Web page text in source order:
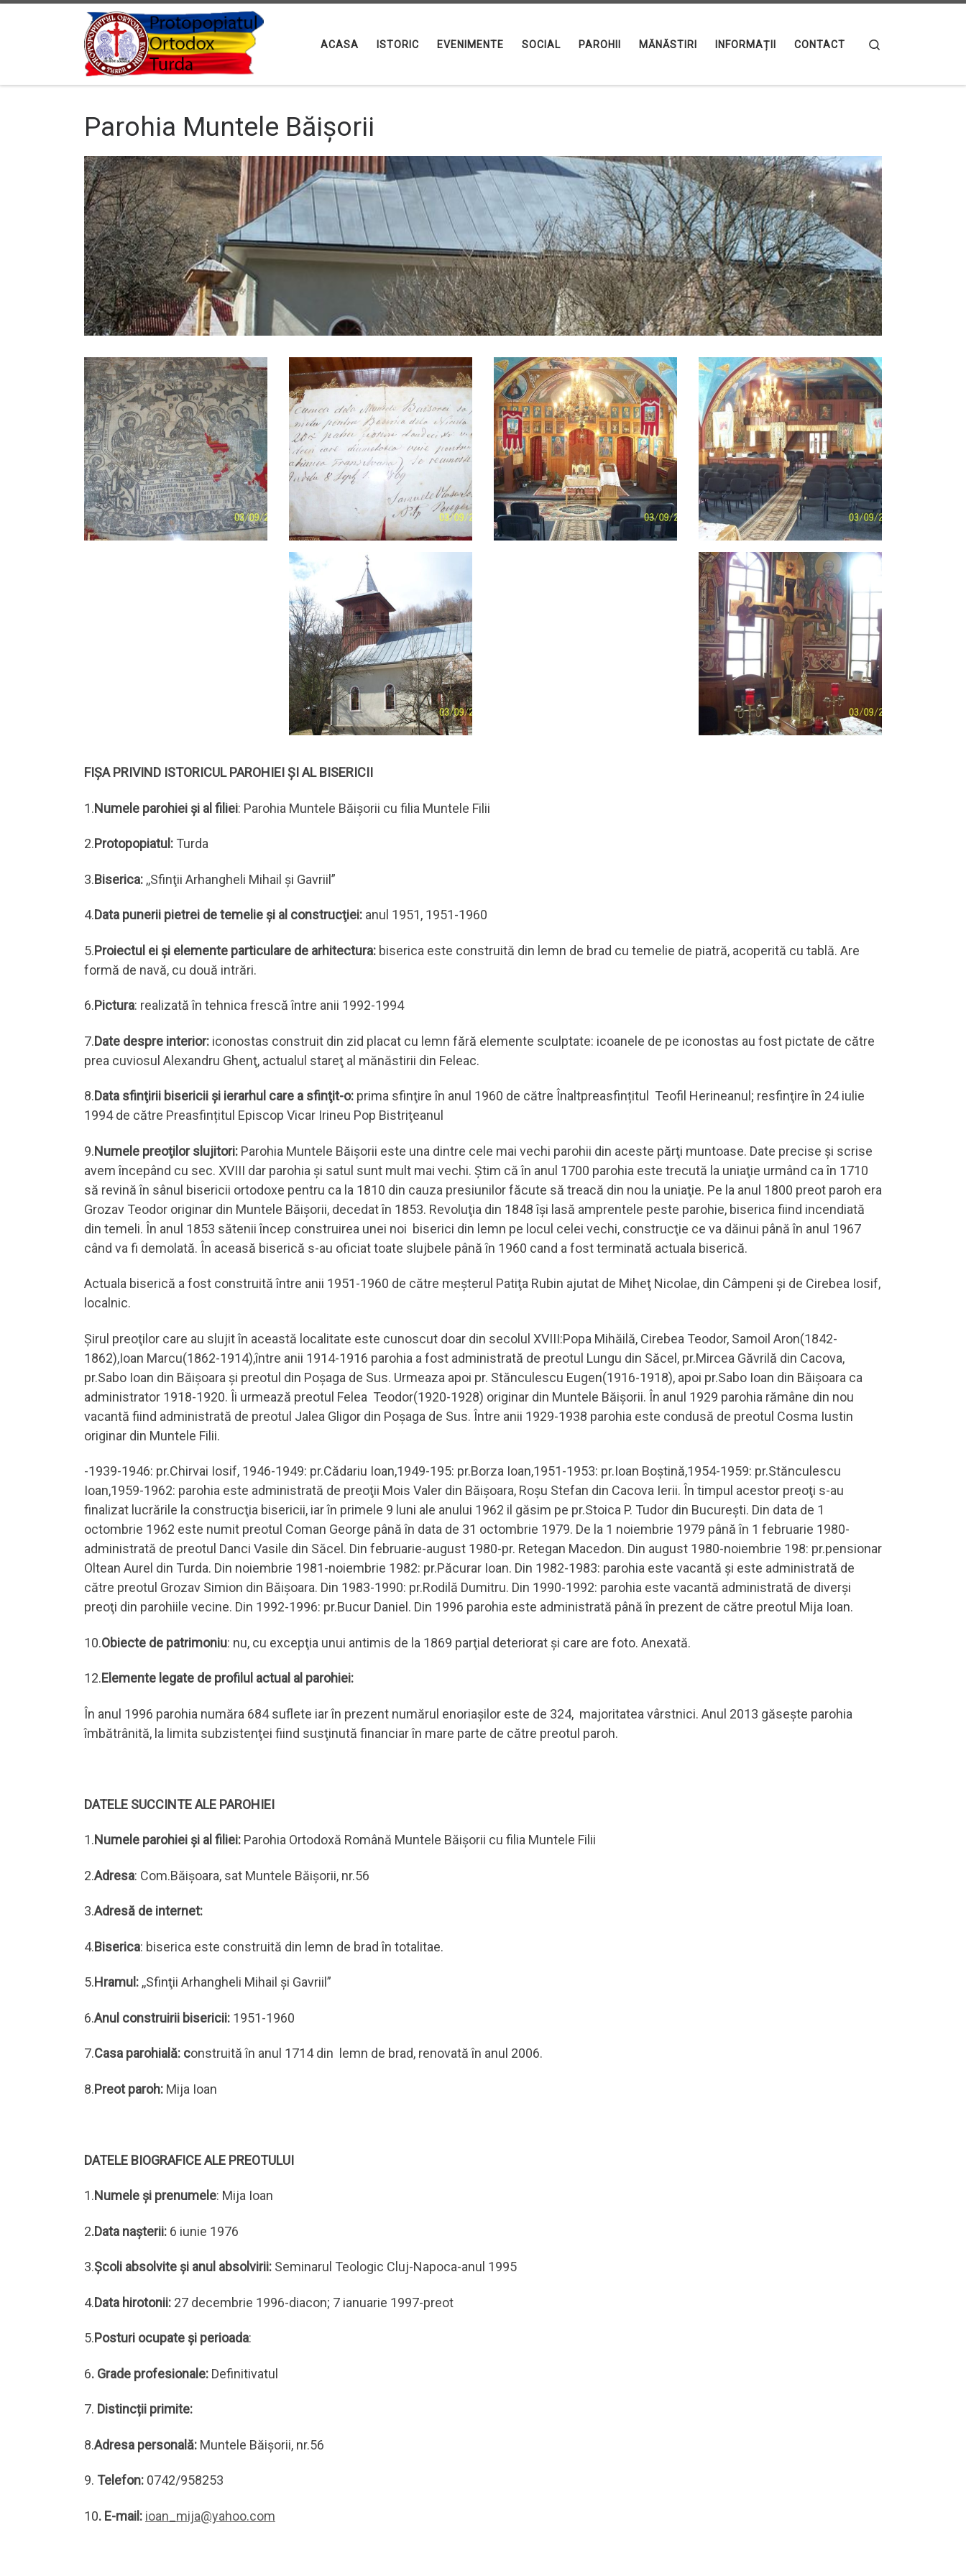
ACASA ISTORIC EVENIMENTE SOCIAL PAROHII MĂNĂSTIRI INFORMAȚII CONTACT
Parohia Muntele Băişorii
FIȘA PRIVIND ISTORICUL PAROHIEI ȘI AL BISERICII
1.Numele parohiei și al filiei: Parohia Muntele Băişorii cu filia Muntele Filii
2.Protopopiatul: Turda
3.Biserica: ,,Sfinţii Arhangheli Mihail şi Gavriil”
4.Data punerii pietrei de temelie şi al construcţiei: anul 1951, 1951-1960
5.Proiectul ei şi elemente particulare de arhitectura: biserica este construită din lemn de brad cu temelie de piatră, acoperită cu tablă. Are
formă de navă, cu două intrări.
6.Pictura: realizată în tehnica frescă între anii 1992-1994
7.Date despre interior: iconostas construit din zid placat cu lemn fără elemente sculptate: icoanele de pe iconostas au fost pictate de către
prea cuviosul Alexandru Ghenţ, actualul stareţ al mănăstirii din Feleac.
8.Data sfinţirii bisericii şi ierarhul care a sfinţit-o: prima sfinţire în anul 1960 de către Înaltpreasfințitul Teofil Herineanul; resfinţire în 24 iulie
1994 de către Preasfințitul Episcop Vicar Irineu Pop Bistriţeanul
9.Numele preoţilor slujitori: Parohia Muntele Băişorii este una dintre cele mai vechi parohii din aceste părţi muntoase. Date precise şi scrise
avem începând cu sec. XVIII dar parohia şi satul sunt mult mai vechi. Știm că în anul 1700 parohia este trecută la uniaţie urmând ca în 1710
să revină în sânul bisericii ortodoxe pentru ca la 1810 din cauza presiunilor făcute să treacă din nou la uniaţie. Pe la anul 1800 preot paroh era
Grozav Teodor originar din Muntele Băişorii, decedat în 1853. Revoluţia din 1848 îşi lasă amprentele peste parohie, biserica fiind incendiată
din temeli. În anul 1853 sătenii încep construirea unei noi biserici din lemn pe locul celei vechi, construcţie ce va dăinui până în anul 1967
când va fi demolată. În aceasă biserică s-au oficiat toate slujbele până în 1960 cand a fost terminată actuala biserică.
Actuala biserică a fost construită între anii 1951-1960 de către meşterul Patiţa Rubin ajutat de Miheţ Nicolae, din Câmpeni şi de Cirebea Iosif,
localnic.
Şirul preoţilor care au slujit în această localitate este cunoscut doar din secolul XVIII:Popa Mihăilă, Cirebea Teodor, Samoil Aron(1842-
1862),Ioan Marcu(1862-1914),între anii 1914-1916 parohia a fost administrată de preotul Lungu din Săcel, pr.Mircea Găvrilă din Cacova,
pr.Sabo Ioan din Băişoara şi preotul din Poşaga de Sus. Urmeaza apoi pr. Stănculescu Eugen(1916-1918), apoi pr.Sabo Ioan din Băişoara ca
administrator 1918-1920. Îi urmează preotul Felea Teodor(1920-1928) originar din Muntele Băişorii. În anul 1929 parohia rămâne din nou
vacantă fiind administrată de preotul Jalea Gligor din Poşaga de Sus. Între anii 1929-1938 parohia este condusă de preotul Cosma Iustin
originar din Muntele Filii.
-1939-1946: pr.Chirvai Iosif, 1946-1949: pr.Cădariu Ioan,1949-195: pr.Borza Ioan,1951-1953: pr.Ioan Boştină,1954-1959: pr.Stănculescu
Ioan,1959-1962: parohia este administrată de preoţii Mois Valer din Băişoara, Roşu Stefan din Cacova Ierii. În timpul acestor preoţi s-au
finalizat lucrările la construcţia bisericii, iar în primele 9 luni ale anului 1962 il găsim pe pr.Stoica P. Tudor din Bucureşti. Din data de 1
octombrie 1962 este numit preotul Coman George până în data de 31 octombrie 1979. De la 1 noiembrie 1979 până în 1 februarie 1980-
administrată de preotul Danci Vasile din Săcel. Din februarie-august 1980-pr. Retegan Macedon. Din august 1980-noiembrie 198: pr.pensionar
Oltean Aurel din Turda. Din noiembrie 1981-noiembrie 1982: pr.Păcurar Ioan. Din 1982-1983: parohia este vacantă şi este administrată de
către preotul Grozav Simion din Băişoara. Din 1983-1990: pr.Rodilă Dumitru. Din 1990-1992: parohia este vacantă administrată de diverşi
preoţi din parohiile vecine. Din 1992-1996: pr.Bucur Daniel. Din 1996 parohia este administrată până în prezent de către preotul Mija Ioan.
10.Obiecte de patrimoniu: nu, cu excepţia unui antimis de la 1869 parţial deteriorat şi care are foto. Anexată.
12.Elemente legate de profilul actual al parohiei:
În anul 1996 parohia număra 684 suflete iar în prezent numărul enoriaşilor este de 324, majoritatea vârstnici. Anul 2013 găseşte parohia
îmbătrânită, la limita subzistenţei fiind susţinută financiar în mare parte de către preotul paroh.
DATELE SUCCINTE ALE PAROHIEI
1.Numele parohiei şi al filiei: Parohia Ortodoxă Română Muntele Băişorii cu filia Muntele Filii
2.Adresa: Com.Băişoara, sat Muntele Băişorii, nr.56
3.Adresă de internet:
4.Biserica: biserica este construită din lemn de brad în totalitae.
5.Hramul: ,,Sfinţii Arhangheli Mihail şi Gavriil”
6.Anul construirii bisericii: 1951-1960
7.Casa parohială: construită în anul 1714 din lemn de brad, renovată în anul 2006.
8.Preot paroh: Mija Ioan
DATELE BIOGRAFICE ALE PREOTULUI
1.Numele şi prenumele: Mija Ioan
2.Data naşterii: 6 iunie 1976
3.Şcoli absolvite şi anul absolvirii: Seminarul Teologic Cluj-Napoca-anul 1995
4.Data hirotonii: 27 decembrie 1996-diacon; 7 ianuarie 1997-preot
5.Posturi ocupate și perioada:
6. Grade profesionale: Definitivatul
7. Distincții primite:
8.Adresa personală: Muntele Băişorii, nr.56
9. Telefon: 0742/958253
10. E-mail: ioan_mija@yahoo.com